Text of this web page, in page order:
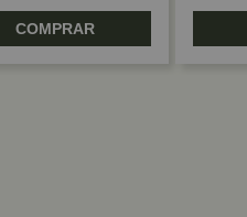
COMPRAR